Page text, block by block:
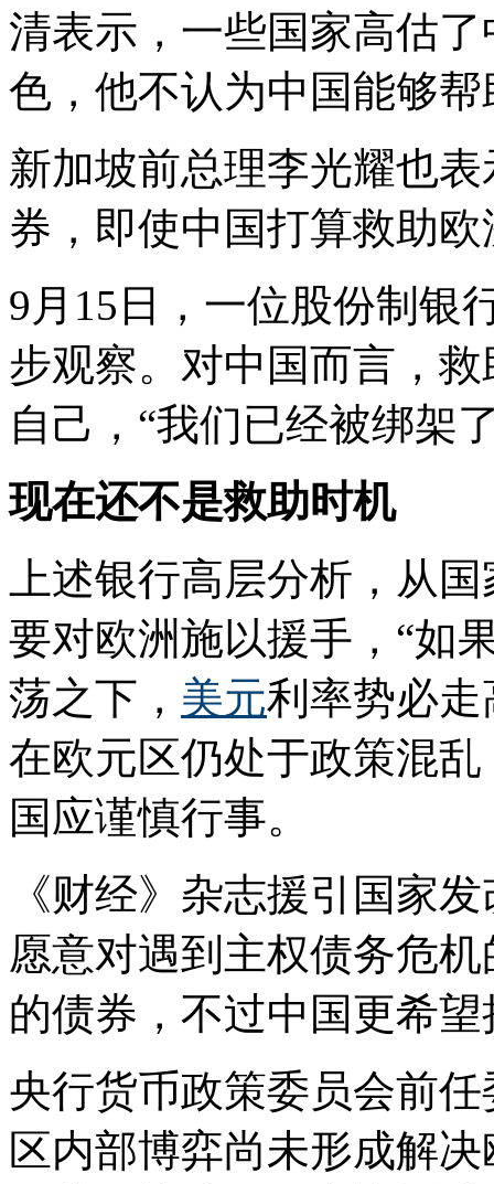
清表示，一些国家高估
色，他不认为中国能够
新加坡前总理李光耀也
券，即使中国打算救助
9月15日，一位股份制银
步观察。对中国而言，
自己，“我们已经被绑架
现在还不是救助时机
上述银行高层分析，从
要对欧洲施以援手，“如
荡之下， 美元利率势必
在欧元区仍处于政策混
国应谨慎行事。
《财经》杂志援引国家
愿意对遇到主权债务危
的债券，不过中国更希
央行货币政策委员会前
区内部博弈尚未形成解